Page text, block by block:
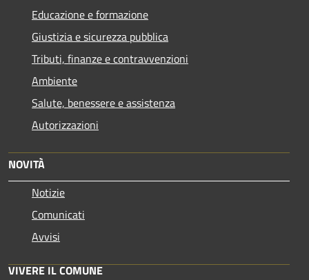
Educazione e formazione
Giustizia e sicurezza pubblica
Tributi, finanze e contravvenzioni
Ambiente
Salute, benessere e assistenza
Autorizzazioni
NOVITÀ
Notizie
Comunicati
Avvisi
VIVERE IL COMUNE